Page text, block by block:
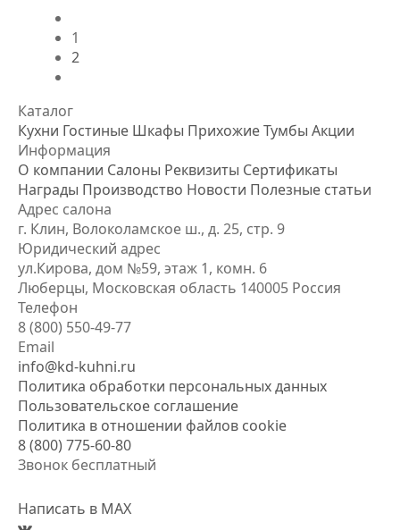
1
2
Каталог
Кухни Гостиные Шкафы ПрихожиеТумбы Акции
Информация
О компании Салоны Реквизиты Сертификаты
Награды Производство Новости Полезные статьи
Адрес салона
г. Клин, Волоколамское ш., д. 25, стр. 9
Юридический адрес
ул.Кирова, дом №59, этаж 1, комн. 6
Люберцы, Московская область 140005 Россия
Телефон
8 (800) 550-49-77
Email
info@kd-kuhni.ru
Политика обработки персональных данных
Пользовательское соглашение
Политика в отношении файлов cookie
8 (800) 775-60-80
Звонок бесплатный
Написать в MAX